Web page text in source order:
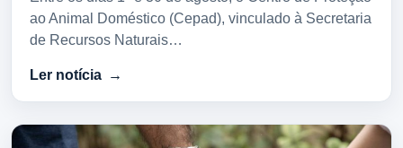
ao Animal Doméstico (Cepad), vinculado à Secretaria
de Recursos Naturais…
Ler notícia